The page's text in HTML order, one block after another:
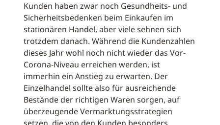
Kunden haben zwar noch Gesundheits- und
Sicherheitsbedenken beim Einkaufen im
stationären Handel, aber viele sehnen sich
trotzdem danach. Während die Kundenzahlen
dieses Jahr wohl noch nicht wieder das Vor-
Corona-Niveau erreichen werden, ist
immerhin ein Anstieg zu erwarten. Der
Einzelhandel sollte also für ausreichende
Bestände der richtigen Waren sorgen, auf
überzeugende Vermarktungsstrategien